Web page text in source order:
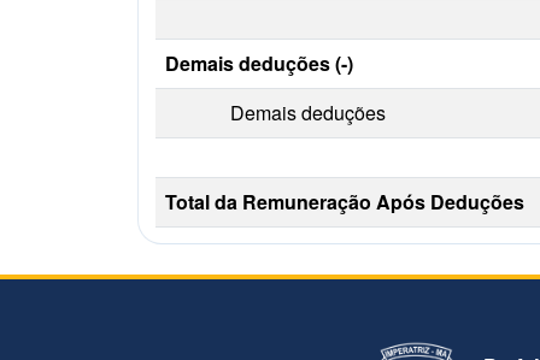
Demais deduções (-)
Demais deduções
Total da Remuneração Após Deduções